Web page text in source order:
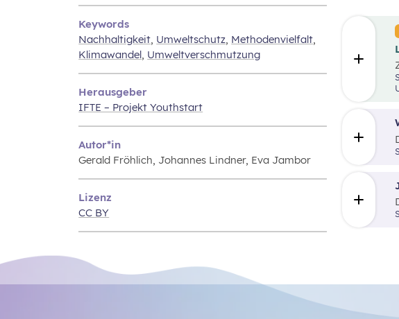
Keywords
Nachhaltigkeit, Umweltschutz, Methodenvielfalt,
Klimawandel, Umweltverschmutzung
Herausgeber
IFTE – Projekt Youthstart
Autor*in
Gerald Fröhlich, Johannes Lindner, Eva Jambor
Lizenz
CC BY